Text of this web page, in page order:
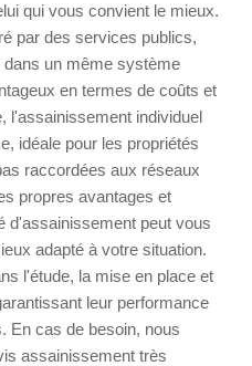
qui vous convient le mieux.
par des services publics,
dans un même système
en termes de coûts et
l'assainissement individuel
idéale pour les propriétés
raccordées aux réseaux
propres avantages et
d'assainissement peut vous
adapté à votre situation.
l'étude, la mise en place et
leur performance
En cas de besoin, nous
assainissement très